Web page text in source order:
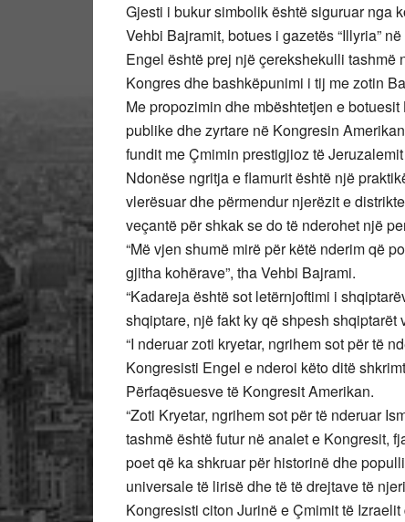
Gjesti i bukur simbolik është siguruar nga
Vehbi Bajramit, botues i gazetës “Illyria”
Engel është prej një çerekshekulli tashmë
Kongres dhe bashkëpunimi i tij me zotin
Me propozimin dhe mbështetjen e
publike dhe zyrtare në Kongresin
fundit me Çmimin prestigjioz të
Ndonëse ngritja e flamurit është një
vlerësuar dhe përmendur njerëzit e
veçantë për shkak se do të nderohet një
“Më vjen shumë mirë për këtë nderim që
gjitha kohërave”, tha Vehbi Bajrami.
“Kadareja është sot letërnjoftimi i
shqiptare, një fakt ky që shpesh shqiptarët
“I nderuar zoti kryetar, ngrihem sot për të
Kongresisti Engel e nderoi këto ditë
Përfaqësuesve të Kongresit Amerikan.
“Zoti Kryetar, ngrihem sot për të nderuar
tashmë është futur në analet e Kongresit,
poet që ka shkruar për historinë dhe
universale të lirisë dhe të të drejtave të
Kongresisti citon Jurinë e Çmimit të